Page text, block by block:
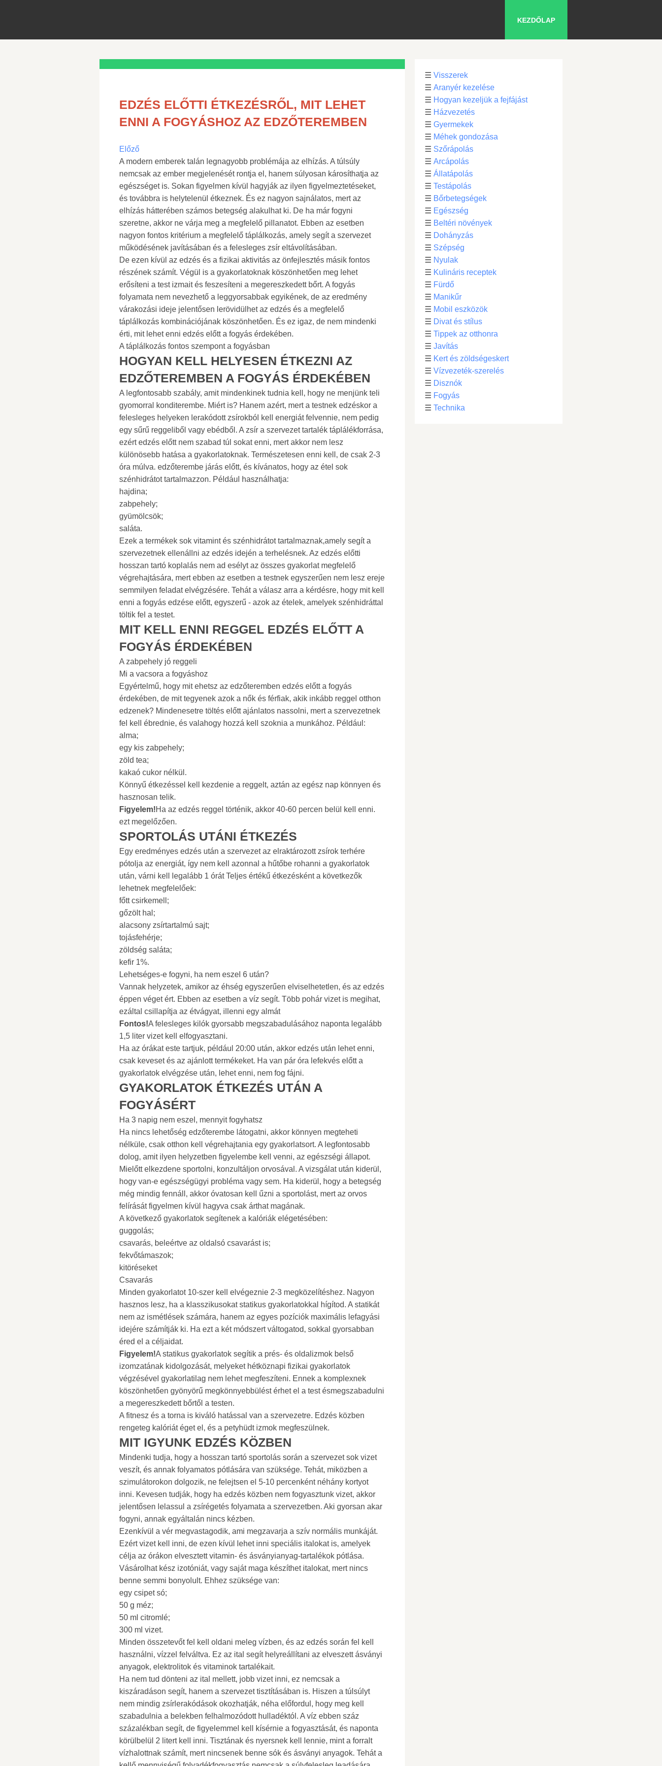
KEZDŐLAP
EDZÉS ELŐTTI ÉTKEZÉSRŐL, MIT LEHET
ENNI A FOGYÁSHOZ AZ EDZŐTEREMBEN
Előző
A modern emberek talán legnagyobb problémája az elhízás. A túlsúly
nemcsak az ember megjelenését rontja el, hanem súlyosan károsíthatja az
egészséget is. Sokan figyelmen kívül hagyják az ilyen figyelmeztetéseket,
és továbbra is helytelenül étkeznek. És ez nagyon sajnálatos, mert az
elhízás hátterében számos betegség alakulhat ki. De ha már fogyni
szeretne, akkor ne várja meg a megfelelő pillanatot. Ebben az esetben
nagyon fontos kritérium a megfelelő táplálkozás, amely segít a szervezet
működésének javításában és a felesleges zsír eltávolításában.
De ezen kívül az edzés és a fizikai aktivitás az önfejlesztés másik fontos
részének számít. Végül is a gyakorlatoknak köszönhetően meg lehet
erősíteni a test izmait és feszesíteni a megereszkedett bőrt. A fogyás
folyamata nem nevezhető a leggyorsabbak egyikének, de az eredmény
várakozási ideje jelentősen lerövidülhet az edzés és a megfelelő
táplálkozás kombinációjának köszönhetően. És ez igaz, de nem mindenki
érti, mit lehet enni edzés előtt a fogyás érdekében.
A táplálkozás fontos szempont a fogyásban
HOGYAN KELL HELYESEN ÉTKEZNI AZ
EDZŐTEREMBEN A FOGYÁS ÉRDEKÉBEN
A legfontosabb szabály, amit mindenkinek tudnia kell, hogy ne menjünk teli
gyomorral konditerembe. Miért is? Hanem azért, mert a testnek edzéskor a
felesleges helyeken lerakódott zsírokból kell energiát felvennie, nem pedig
egy sűrű reggeliből vagy ebédből. A zsír a szervezet tartalék táplálékforrása,
ezért edzés előtt nem szabad túl sokat enni, mert akkor nem lesz
különösebb hatása a gyakorlatoknak. Természetesen enni kell, de csak 2-3
óra múlva. edzőterembe járás előtt, és kívánatos, hogy az étel sok
szénhidrátot tartalmazzon. Például használhatja:
hajdina;
zabpehely;
gyümölcsök;
saláta.
Ezek a termékek sok vitamint és szénhidrátot tartalmaznak,amely segít a
szervezetnek ellenállni az edzés idején a terhelésnek. Az edzés előtti
hosszan tartó koplalás nem ad esélyt az összes gyakorlat megfelelő
végrehajtására, mert ebben az esetben a testnek egyszerűen nem lesz ereje
semmilyen feladat elvégzésére. Tehát a válasz arra a kérdésre, hogy mit kell
enni a fogyás edzése előtt, egyszerű - azok az ételek, amelyek szénhidráttal
töltik fel a testet.
MIT KELL ENNI REGGEL EDZÉS ELŐTT A
FOGYÁS ÉRDEKÉBEN
A zabpehely jó reggeli
Mi a vacsora a fogyáshoz
Egyértelmű, hogy mit ehetsz az edzőteremben edzés előtt a fogyás
érdekében, de mit tegyenek azok a nők és férfiak, akik inkább reggel otthon
edzenek? Mindenesetre töltés előtt ajánlatos nassolni, mert a szervezetnek
fel kell ébrednie, és valahogy hozzá kell szoknia a munkához. Például:
alma;
egy kis zabpehely;
zöld tea;
kakaó cukor nélkül.
Könnyű étkezéssel kell kezdenie a reggelt, aztán az egész nap könnyen és
hasznosan telik.
Figyelem!Ha az edzés reggel történik, akkor 40-60 percen belül kell enni.
ezt megelőzően.
SPORTOLÁS UTÁNI ÉTKEZÉS
Egy eredményes edzés után a szervezet az elraktározott zsírok terhére
pótolja az energiát, így nem kell azonnal a hűtőbe rohanni a gyakorlatok
után, várni kell legalább 1 órát Teljes értékű étkezésként a következők
lehetnek megfelelőek:
főtt csirkemell;
gőzölt hal;
alacsony zsírtartalmú sajt;
tojásfehérje;
zöldség saláta;
kefir 1%.
Lehetséges-e fogyni, ha nem eszel 6 után?
Vannak helyzetek, amikor az éhség egyszerűen elviselhetetlen, és az edzés
éppen véget ért. Ebben az esetben a víz segít. Több pohár vizet is megihat,
ezáltal csillapítja az étvágyat, illenni egy almát
Fontos!A felesleges kilók gyorsabb megszabadulásához naponta legalább
1,5 liter vizet kell elfogyasztani.
Ha az órákat este tartjuk, például 20:00 után, akkor edzés után lehet enni,
csak keveset és az ajánlott termékeket. Ha van pár óra lefekvés előtt a
gyakorlatok elvégzése után, lehet enni, nem fog fájni.
GYAKORLATOK ÉTKEZÉS UTÁN A
FOGYÁSÉRT
Ha 3 napig nem eszel, mennyit fogyhatsz
Ha nincs lehetőség edzőterembe látogatni, akkor könnyen megteheti
nélküle, csak otthon kell végrehajtania egy gyakorlatsort. A legfontosabb
dolog, amit ilyen helyzetben figyelembe kell venni, az egészségi állapot.
Mielőtt elkezdene sportolni, konzultáljon orvosával. A vizsgálat után kiderül,
hogy van-e egészségügyi probléma vagy sem. Ha kiderül, hogy a betegség
még mindig fennáll, akkor óvatosan kell űzni a sportolást, mert az orvos
felírását figyelmen kívül hagyva csak árthat magának.
A következő gyakorlatok segítenek a kalóriák elégetésében:
guggolás;
csavarás, beleértve az oldalsó csavarást is;
fekvőtámaszok;
kitöréseket
Csavarás
Minden gyakorlatot 10-szer kell elvégeznie 2-3 megközelítéshez. Nagyon
hasznos lesz, ha a klasszikusokat statikus gyakorlatokkal hígítod. A statikát
nem az ismétlések számára, hanem az egyes pozíciók maximális lefagyási
idejére számítják ki. Ha ezt a két módszert váltogatod, sokkal gyorsabban
éred el a céljaidat.
Figyelem!A statikus gyakorlatok segítik a prés- és oldalizmok belső
izomzatának kidolgozását, melyeket hétköznapi fizikai gyakorlatok
végzésével gyakorlatilag nem lehet megfeszíteni. Ennek a komplexnek
köszönhetően gyönyörű megkönnyebbülést érhet el a test ésmegszabadulni
a megereszkedett bőrtől a testen.
A fitnesz és a torna is kiváló hatással van a szervezetre. Edzés közben
rengeteg kalóriát éget el, és a petyhüdt izmok megfeszülnek.
MIT IGYUNK EDZÉS KÖZBEN
Mindenki tudja, hogy a hosszan tartó sportolás során a szervezet sok vizet
veszít, és annak folyamatos pótlására van szüksége. Tehát, miközben a
szimulátorokon dolgozik, ne felejtsen el 5-10 percenként néhány kortyot
inni. Kevesen tudják, hogy ha edzés közben nem fogyasztunk vizet, akkor
jelentősen lelassul a zsírégetés folyamata a szervezetben. Aki gyorsan akar
fogyni, annak egyáltalán nincs kézben.
Ezenkívül a vér megvastagodik, ami megzavarja a szív normális munkáját.
Ezért vizet kell inni, de ezen kívül lehet inni speciális italokat is, amelyek
célja az órákon elvesztett vitamin- és ásványianyag-tartalékok pótlása.
Vásárolhat kész izotóniát, vagy saját maga készíthet italokat, mert nincs
benne semmi bonyolult. Ehhez szüksége van:
egy csipet só;
50 g méz;
50 ml citromlé;
300 ml vizet.
Minden összetevőt fel kell oldani meleg vízben, és az edzés során fel kell
használni, vízzel felváltva. Ez az ital segít helyreállítani az elveszett ásványi
anyagok, elektrolitok és vitaminok tartalékait.
Ha nem tud dönteni az ital mellett, jobb vizet inni, ez nemcsak a
kiszáradáson segít, hanem a szervezet tisztításában is. Hiszen a túlsúlyt
nem mindig zsírlerakódások okozhatják, néha előfordul, hogy meg kell
szabadulnia a belekben felhalmozódott hulladéktól. A víz ebben száz
százalékban segít, de figyelemmel kell kísérnie a fogyasztását, és naponta
körülbelül 2 litert kell inni. Tisztának és nyersnek kell lennie, mint a forralt
vízhalottnak számít, mert nincsenek benne sók és ásványi anyagok. Tehát a
☰ Visszerek
☰ Aranyér kezelése
☰ Hogyan kezeljük a fejfájást
☰ Házvezetés
☰ Gyermekek
☰ Méhek gondozása
☰ Szőrápolás
☰ Arcápolás
☰ Állatápolás
☰ Testápolás
☰ Bőrbetegségek
☰ Egészség
☰ Beltéri növények
☰ Dohányzás
☰ Szépség
☰ Nyulak
☰ Kulináris receptek
☰ Fürdő
☰ Manikűr
☰ Mobil eszközök
☰ Divat és stílus
☰ Tippek az otthonra
☰ Javítás
☰ Kert és zöldségeskert
☰ Vízvezeték-szerelés
☰ Disznók
☰ Fogyás
☰ Technika